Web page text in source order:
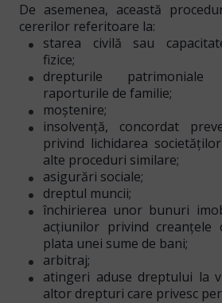
De asemenea, această
cererilor referitoare la:
starea civilă sau
fizice;
drepturile
raporturile de familie;
moștenire;
insolvență, concordat
privind lichidarea
alte proceduri similare;
asigurări sociale;
dreptul muncii;
închirierea unor bunuri
acțiunilor privind creanțele
plata unei sume de bani;
arbitraj;
atingeri aduse dreptului la
altor drepturi care privesc